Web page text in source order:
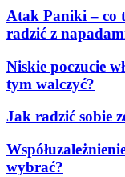
Atak Paniki – co
radzić z
Niskie poczucie
tym walczyć?
Jak radzić sobie
wybrać?